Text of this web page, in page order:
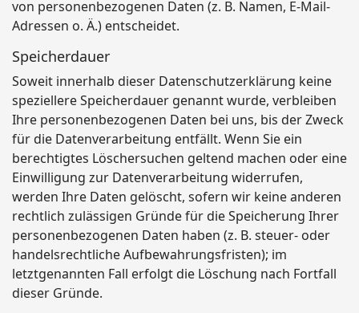
von personenbezogenen Daten (z. B. Namen, E-Mail-
Adressen o. Ä.) entscheidet.
Speicherdauer
Soweit innerhalb dieser Datenschutzerklärung keine
speziellere Speicherdauer genannt wurde, verbleiben
Ihre personenbezogenen Daten bei uns, bis der Zweck
für die Datenverarbeitung entfällt. Wenn Sie ein
berechtigtes Löschersuchen geltend machen oder eine
Einwilligung zur Datenverarbeitung widerrufen,
werden Ihre Daten gelöscht, sofern wir keine anderen
rechtlich zulässigen Gründe für die Speicherung Ihrer
personenbezogenen Daten haben (z. B. steuer- oder
handelsrechtliche Aufbewahrungsfristen); im
letztgenannten Fall erfolgt die Löschung nach Fortfall
dieser Gründe.